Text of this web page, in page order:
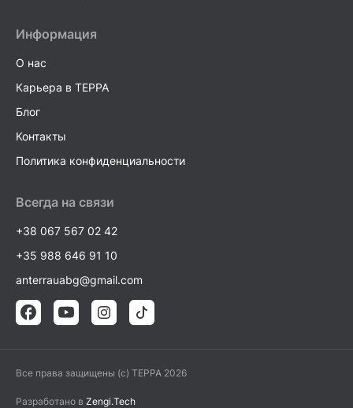
Информация
О нас
Карьера в TEPPA
Блог
Контакты
Политика конфиденциальности
Всегда на связи
+38 067 567 02 42
+35 988 646 91 10
anterrauabg@gmail.com
Все права защищены (c) TEPPA 2026
Разработано в Zengi.Tech